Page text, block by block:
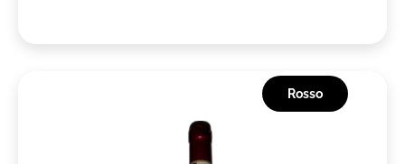
Rosso